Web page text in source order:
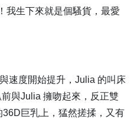
生下來就是個騷貨，最愛
速度開始提升，Julia 的叫床
與Julia 擁吻起來，反正雙
巨乳上，猛然搓揉，又有